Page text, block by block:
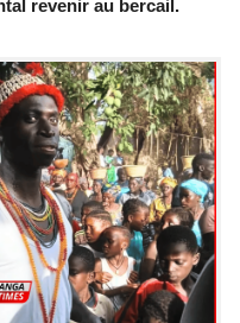
revenir au bercail.